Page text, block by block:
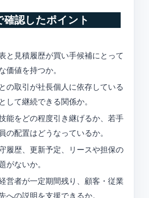
確認したポイント
と見積履歴が買い手候補にとって
価値を持つか。
の取引が社長個人に依存している
して継続できる関係か。
能をどの程度引き継げるか、若手
の配置はどうなっているか。
履歴、更新予定、リースや担保の
がないか。
営者が一定期間残り、顧客・従業
への説明を支援できるか。